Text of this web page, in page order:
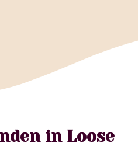
in Loose